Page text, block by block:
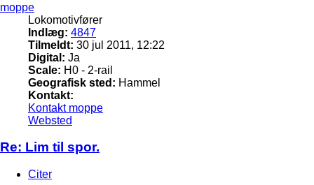
moppe
Lokomotivfører
Indlæg: 4847
Tilmeldt: 30 jul 2011, 12:22
Digital: Ja
Scale: H0 - 2-rail
Geografisk sted: Hammel
Kontakt:
Kontakt moppe
Websted
Re: Lim til spor.
Citer